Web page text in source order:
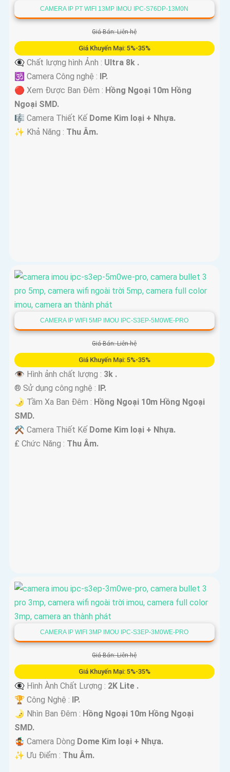
CAMERA IP PT WIFI 13MP IMOU IPC-S76DP-13M0N
Giá Bán: Liên hệ
Giá Khuyến Mại: 5%-35%
👁️‍🗨 Chất lượng hình Ảnh : Ultra 8k .
🕉️ Camera Công nghệ : IP.
🔴 Xem Được Ban Đêm : Hồng Ngoại 10m Hồng
Ngoại SMD.
🎼️ Camera Thiết Kế Dome Kim loại + Nhựa.
️✨ Khả Năng : Thu Âm.
CAMERA IP WIFI 5MP IMOU IPC-S3EP-5M0WE-PRO
Giá Bán: Liên hệ
Giá Khuyến Mại: 5%-35%
👁 Hình ảnh chất lượng : 3k .
®️ Sử dụng công nghệ : IP.
🌛 Tầm Xa Ban Đêm : Hồng Ngoại 10m Hồng Ngoại
SMD.
⚒ Camera Thiết Kế Dome Kim loại + Nhựa.
️₤ Chức Năng : Thu Âm.
CAMERA IP WIFI 3MP IMOU IPC-S3EP-3M0WE-PRO
Giá Bán: Liên hệ
Giá Khuyến Mại: 5%-35%
👁️‍🗨 Hình Ành Chất Lượng : 2K Lite .
🏆 Công Nghệ : IP.
🌛 Nhìn Ban Đêm : Hồng Ngoại 10m Hồng Ngoại
SMD.
🤹 Camera Dòng Dome Kim loại + Nhựa.
️✨ Ưu Điểm : Thu Âm.